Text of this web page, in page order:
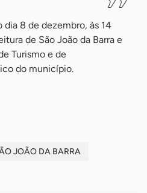
8 de dezembro, às 14
de São João da Barra e
Turismo e de
do município.
JOÃO DA BARRA